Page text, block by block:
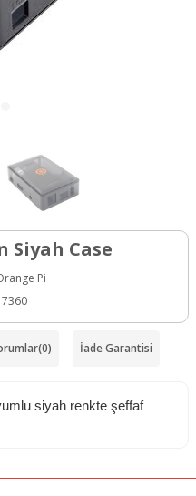
Siyah Case
Pi
(0) İade Garantisi
siyah renkte şeffaf